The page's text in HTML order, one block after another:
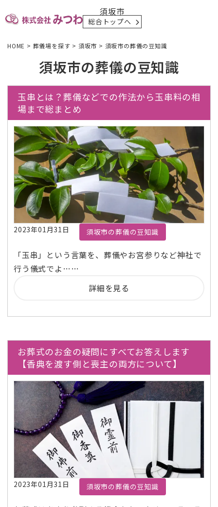
須坂市
総合トップへ
HOME > 葬儀場を探す > 須坂市 > 須坂市の葬儀の豆知識
須坂市の葬儀の豆知識
玉串とは？葬儀などでの作法から玉串料の相
場まで総まとめ
2023年01月31日 須坂市の葬儀の豆知識
「玉串」という言葉を、葬儀やお宮参りなど神社で
行う儀式でよ……
詳細を見る
お葬式のお金の疑問にすべてお答えします
【香典を渡す側と喪主の両方について】
2023年01月31日 須坂市の葬儀の豆知識